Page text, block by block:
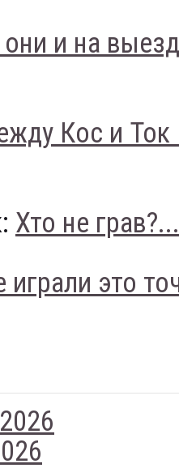
они и на
Кос и
Хто не грав?...
играли это